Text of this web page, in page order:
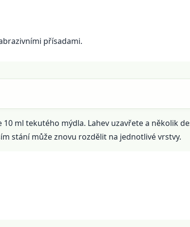
přísadami.
ml tekutého mýdla. Lahev uzavřete a několik
stání může znovu rozdělit na jednotlivé vrstvy.